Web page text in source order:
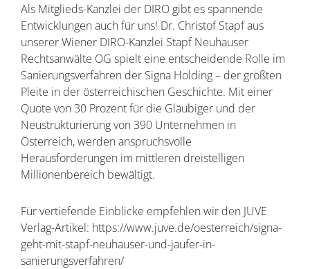
Als Mitglieds-Kanzlei der DIRO gibt es spannende
Entwicklungen auch für uns! Dr. Christof Stapf aus
unserer Wiener DIRO-Kanzlei Stapf Neuhauser
Rechtsanwälte OG spielt eine entscheidende Rolle im
Sanierungsverfahren der Signa Holding – der größten
Pleite in der österreichischen Geschichte. Mit einer
Quote von 30 Prozent für die Gläubiger und der
Neustrukturierung von 390 Unternehmen in
Österreich, werden anspruchsvolle
Herausforderungen im mittleren dreistelligen
Millionenbereich bewältigt.
Für vertiefende Einblicke empfehlen wir den JUVE
Verlag-Artikel: https://www.juve.de/oesterreich/signa-
geht-mit-stapf-neuhauser-und-jaufer-in-
sanierungsverfahren/